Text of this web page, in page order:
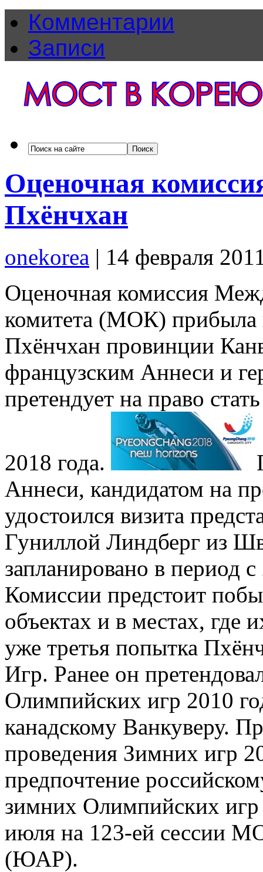
Комментарии
Записи
Оценочная
Пхёнчхан
onekorea | 14 февраля
Оценочная комиссия
комитета (МОК) прибыла
Пхёнчхан провинции
французским Аннеси и
претендует на право
2018 года.
Аннеси, кандидатом на
удостоился визита
Гуниллой Линдберг из
запланировано в период
Комиссии предстоит
объектах и в местах, где
уже третья попытка
Игр. Ранее он
Олимпийских игр 2010
канадскому Ванкуверу.
проведения Зимних игр
предпочтение
зимних Олимпийских игр
июля на 123-ей сессии
(ЮАР).